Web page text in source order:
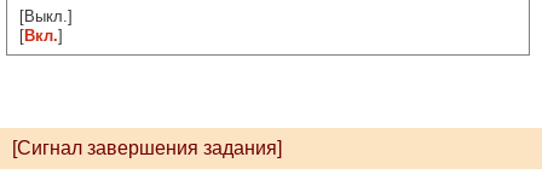
[Выкл.]
[Вкл.]
[Сигнал завершения задания]